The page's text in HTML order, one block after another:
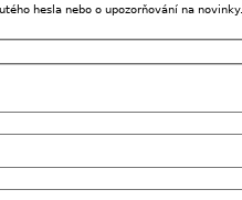
hesla nebo o upozorňování na novinky.